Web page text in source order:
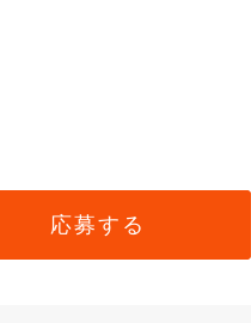
応募する